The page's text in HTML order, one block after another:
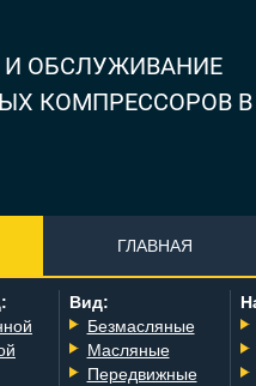
ОБСЛУЖИВАНИЕ
КОМПРЕССОРОВ
ГЛАВНАЯ
Вид:
Безмасляные
Масляные
Передвижные